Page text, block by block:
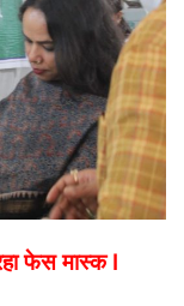
फेस मास्क I